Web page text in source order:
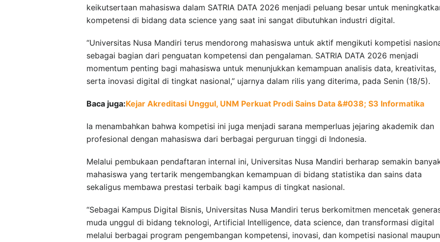
keikutsertaan mahasiswa dalam SATRIA DATA 2026 menjadi peluang besar untuk
kompetensi di bidang data science yang saat ini sangat dibutuhkan industri digital.
“Universitas Nusa Mandiri terus mendorong mahasiswa untuk aktif mengikuti kompetisi
sebagai bagian dari penguatan kompetensi dan pengalaman. SATRIA DATA 2026 menjadi
momentum penting bagi mahasiswa untuk menunjukkan kemampuan analisis data, kreativitas,
serta inovasi digital di tingkat nasional,” ujarnya dalam rilis yang diterima, pada Senin (18/5).
Baca juga:Kejar Akreditasi Unggul, UNM Perkuat Prodi Sains Data &#038; S3 Informatika
Ia menambahkan bahwa kompetisi ini juga menjadi sarana memperluas jejaring akademik dan
profesional dengan mahasiswa dari berbagai perguruan tinggi di Indonesia.
Melalui pembukaan pendaftaran internal ini, Universitas Nusa Mandiri berharap semakin
mahasiswa yang tertarik mengembangkan kemampuan di bidang statistika dan sains data
sekaligus membawa prestasi terbaik bagi kampus di tingkat nasional.
“Sebagai Kampus Digital Bisnis, Universitas Nusa Mandiri terus berkomitmen mencetak
muda unggul di bidang teknologi, Artificial Intelligence, data science, dan transformasi digital
melalui berbagai program pengembangan kompetensi, inovasi, dan kompetisi nasional maupun